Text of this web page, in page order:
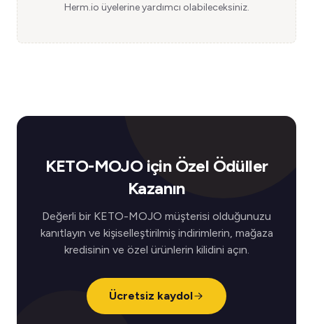
Herm.io üyelerine yardımcı olabileceksiniz.
KETO-MOJO için Özel Ödüller
Kazanın
Değerli bir KETO-MOJO müşterisi olduğunuzu
kanıtlayın ve kişiselleştirilmiş indirimlerin, mağaza
kredisinin ve özel ürünlerin kilidini açın.
Ücretsiz kaydol